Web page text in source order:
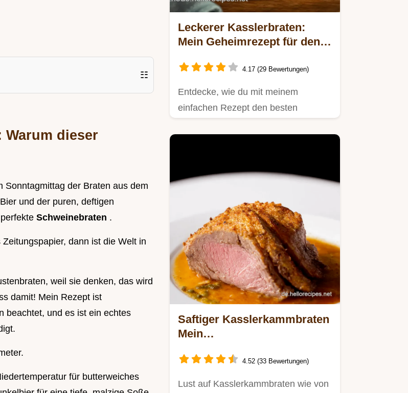
☷
dieser
Sonntagmittag der Braten aus dem
und der puren, deftigen
Schweinebraten .
dann ist die Welt in
weil sie denken, das wird
damit! Mein Rezept ist
beachtet, und es ist ein echtes
für butterweiches
Leckerer Kasslerbraten:
Mein Geheimrezept für den
4.17 (29 Bewertungen)
Entdecke, wie du mit meinem
einfachen Rezept den besten
Saftiger Kasslerkammbraten
Mein
4.52 (33 Bewertungen)
Lust auf Kasslerkammbraten wie von